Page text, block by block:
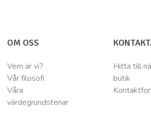
OM OSS
Vem är vi?
Vår filosofi
Våra
värdegrundstenar
Hitta till
butik